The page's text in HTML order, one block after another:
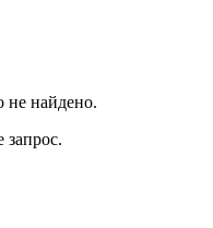
не найдено.
запрос.